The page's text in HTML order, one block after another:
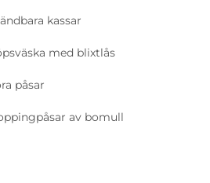
kassar
med blixtlås
påsar
av bomull